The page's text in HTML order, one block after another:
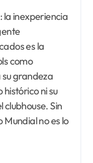
la inexperiencia
es la
como
grandeza
ni su
Sin
no es lo